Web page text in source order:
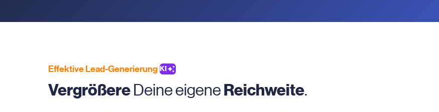
Effektive Lead-Generierung KI
VergrößereDeine eigeneReichweite.